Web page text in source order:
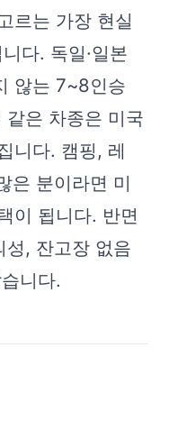
르는 가장 현실
다. 독일·일본
않는 7~8인승
같은 차종은 미국
니다. 캠핑, 레
은 분이라면 미
이 됩니다. 반면
성, 잔고장 없음
니다.